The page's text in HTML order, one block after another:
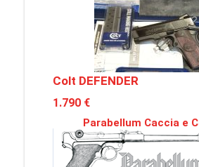
Colt DEFENDER
1.790 €
Parabellum Caccia e